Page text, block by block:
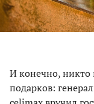
И конечно, никто
подарков: